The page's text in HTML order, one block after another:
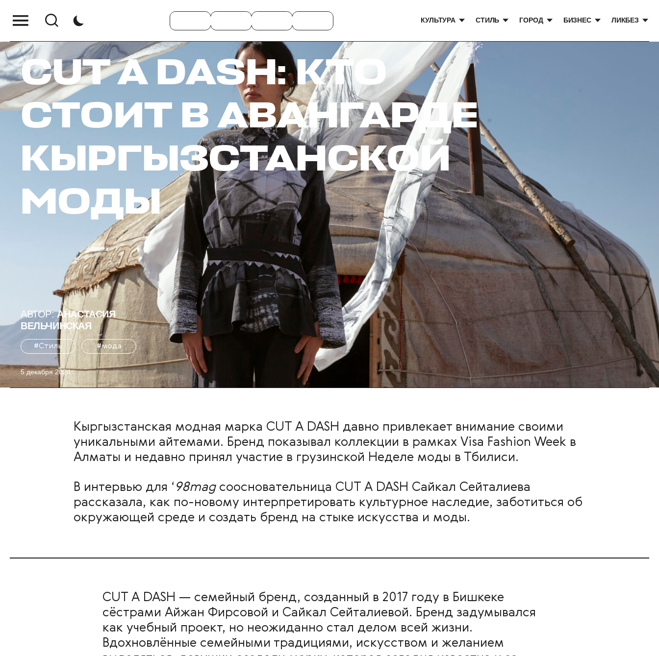
КУЛЬТУРА СТИЛЬ ГОРОД БИЗНЕС ЛИКБЕЗ
CUT A DASH: КТО
СТОИТ В АВАНГАРДЕ
КЫРГЫЗСТАНСКОЙ
МОДЫ
АВТОР:АНАСТАСИЯ
ВЕЛЬЧИНСКАЯ
#Стиль #мода
5 декабря 2024
Кыргызстанская модная марка CUT A DASH давно привлекает внимание своими
уникальными айтемами. Бренд показывал коллекции в рамках Visa Fashion Week в
Алматы и недавно принял участие в грузинской Неделе моды в Тбилиси.
В интервью для ‘ 98magсоосновательница CUT A DASH Сайкал Сейталиева
рассказала, как по-новому интерпретировать культурное наследие, заботиться об
окружающей среде и создать бренд на стыке искусства и моды.
CUT A DASH — семейный бренд, созданный в 2017 году в Бишкеке
сёстрами Айжан Фирсовой и Сайкал Сейталиевой. Бренд задумывался
как учебный проект, но неожиданно стал делом всей жизни.
Вдохновлённые семейными традициями, искусством и желанием